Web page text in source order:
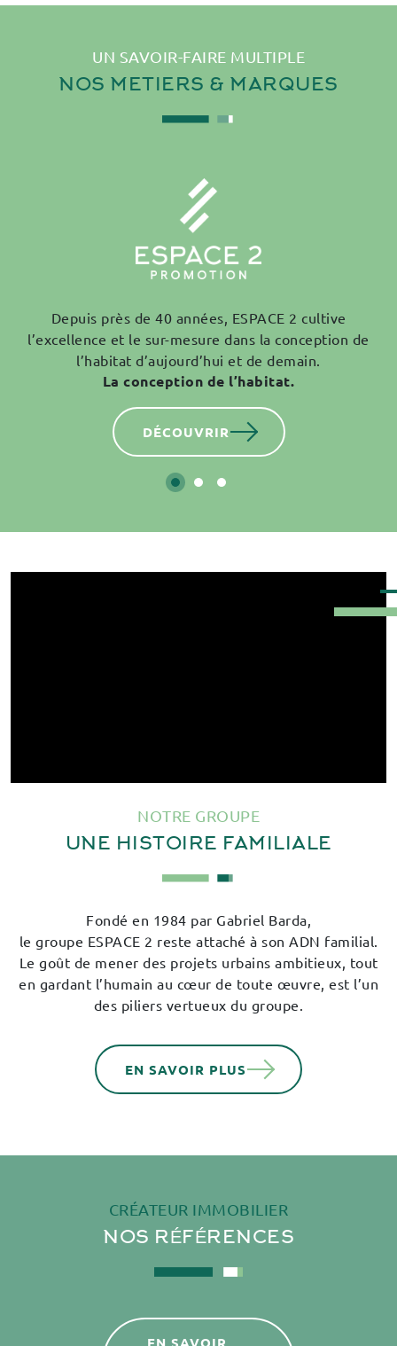
UN SAVOIR-FAIRE MULTIPLE
NOS METIERS & MARQUES
Depuis près de 40 années, ESPACE 2 cultive
l’excellence et le sur-mesure dans la conception de
l’habitat d’aujourd’hui et de demain.
La conception de l’habitat.
DÉCOUVRIR
NOTRE GROUPE
UNE HISTOIRE FAMILIALE
Fondé en 1984 par Gabriel Barda,
le groupe ESPACE 2 reste attaché à son ADN familial.
Le goût de mener des projets urbains ambitieux, tout
en gardant l’humain au cœur de toute œuvre, est l’un
des piliers vertueux du groupe.
EN SAVOIR PLUS
CRÉATEUR IMMOBILIER
NOS RÉFÉRENCES
EN SAVOIR